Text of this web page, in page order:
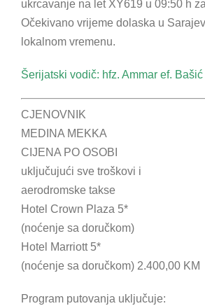
ukrcavanje na let XY619 u 09:50 h
Očekivano vrijeme dolaska u
lokalnom vremenu.
Šerijatski vodič: hfz. Ammar ef. Bašić
CJENOVNIK
MEDINA MEKKA
CIJENA PO OSOBI
uključujući sve troškovi i
aerodromske takse
Hotel Crown Plaza 5*
(noćenje sa doručkom)
Hotel Marriott 5*
(noćenje sa doručkom) 2.400,00 KM
Program putovanja uključuje: